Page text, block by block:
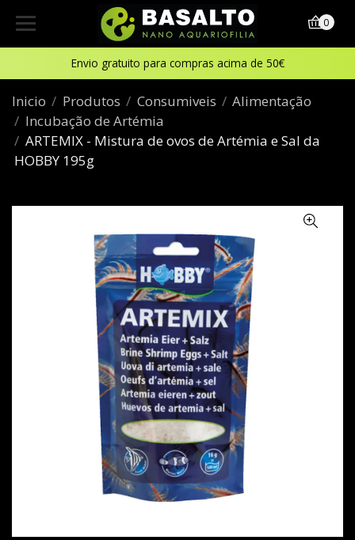
Envio gratuito para compras acima de 50€
0
Inicio Produtos Consumiveis
Alimentação
Incubação de Artémia
ARTEMIX - Mistura de ovos de Artémia e Sal da
HOBBY 195g